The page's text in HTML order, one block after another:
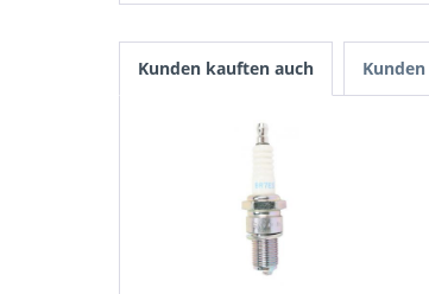
Kunden kauften auch